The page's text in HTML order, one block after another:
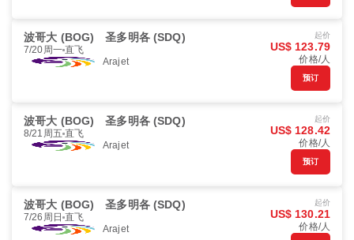
波哥大 (BOG) 圣多明各 (SDQ)
7/20周一 直飞
Arajet
起价
US$ 123.79
价格/人
预订
波哥大 (BOG) 圣多明各 (SDQ)
8/21周五 直飞
Arajet
起价
US$ 128.42
价格/人
预订
波哥大 (BOG) 圣多明各 (SDQ)
7/26周日 直飞
Arajet
起价
US$ 130.21
价格/人